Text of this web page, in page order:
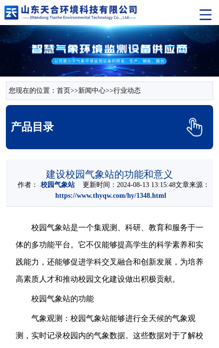
您现在的位置： 首页>>新闻中心>>行业动态
产品目录
建设校园气象站的功能和意义
作者： 校园气象站更新时间：2024-08-13 13:15:48文章来源：
https://www.thyqw.com/hy/1348.html
校园气象站是一个集观测、科研、教育和服务于一
体的多功能平台。它不仅能够提高学生的科学素养和实
践能力，还能够促进学科交叉融合和创新发展，为培养
高素质人才和推动校园文化建设做出积极贡献。
校园气象站的功能
气象观测：校园气象站能够进行全天候的气象观
测，实时记录校园内的气象数据。这些数据对于了解校